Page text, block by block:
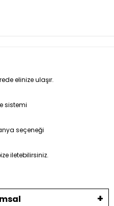
elinize ulaşır.
sistemi
seçeneği
iletebilirsiniz.